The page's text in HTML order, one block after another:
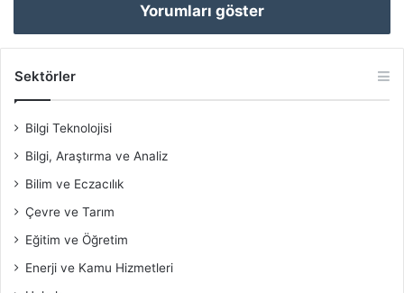
Yorumları göster
Sektörler
Bilgi Teknolojisi
Bilgi, Araştırma ve Analiz
Bilim ve Eczacılık
Çevre ve Tarım
Eğitim ve Öğretim
Enerji ve Kamu Hizmetleri